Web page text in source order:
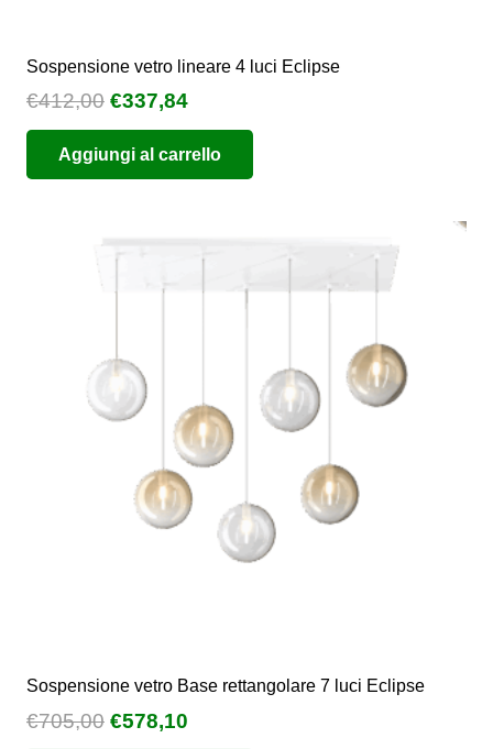
Sospensione vetro lineare 4 luci Eclipse
€412,00 Il
prezzo
originale
era:
€337,84Il
prezzo
attuale
è:
Aggiungi al carrello
Sospensione vetro Base rettangolare 7 luci Eclipse
€705,00 Il
€578,10